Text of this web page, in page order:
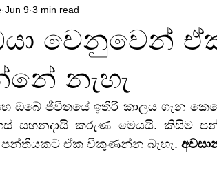
AI Prompting
වෙනුවෙන්
නැහැ
Jun 9 3 min read
ඔබේ ජීවිතයේ ඉතිරි කාලය ගැන
සහනදායී කරුණ මෙයයි. කිසිම
ඒක විකුණන්න බැහැ.